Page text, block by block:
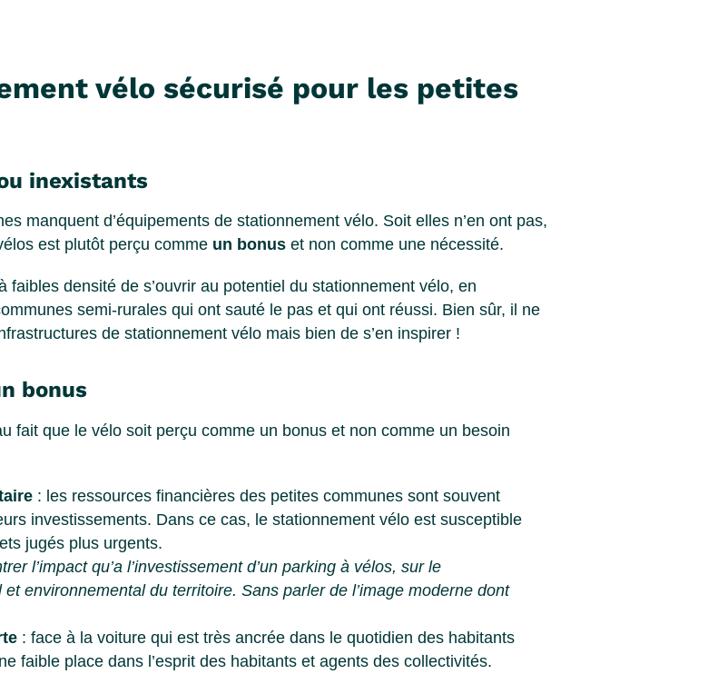
vélo sécurisé pour les petites
inexistants
manquent d’équipements de stationnement vélo. Soit elles n’en ont pas,
est plutôt perçu comme un bonus et non comme une nécessité.
densité de s’ouvrir au potentiel du stationnement vélo, en
semi-rurales qui ont sauté le pas et qui ont réussi. Bien sûr, il ne
de stationnement vélo mais bien de s’en inspirer !
bonus
fait que le vélo soit perçu comme un bonus et non comme un besoin
: les ressources financières des petites communes sont souvent
investissements. Dans ce cas, le stationnement vélo est susceptible
jugés plus urgents.
l’impact qu’a l’investissement d’un parking à vélos, sur le
environnemental du territoire. Sans parler de l’image moderne dont
: face à la voiture qui est très ancrée dans le quotidien des habitants
faible place dans l’esprit des habitants et agents des collectivités.